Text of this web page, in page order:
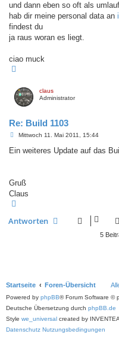
und dann eben so oft als
hab dir meine personal data an
findest du
ja raus woran es liegt.
ciao muck
h
o
b
e
claus
Administrator
Re: Build 1103
B
i
Mittwoch 11. Mai 2011, 15:44
Ein weiteres Update auf das
Gruß
Claus
h
Antworten
5
Startseite Foren-Übersicht
Powered by phpBB® Forum Software ©
Deutsche Übersetzung durch phpBB.de
Style we_universal created by
Datenschutz Nutzungsbedingungen